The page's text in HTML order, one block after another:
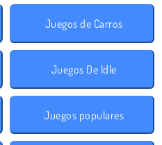
Juegos de Carros
Juegos De Idle
Juegos populares